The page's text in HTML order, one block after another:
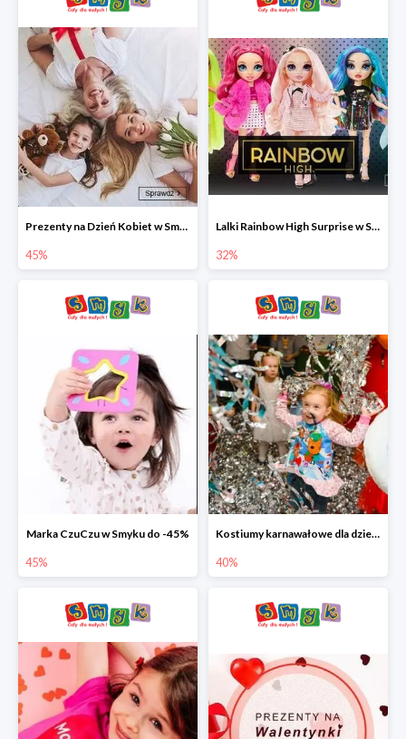
Prezenty na Dzień Kobiet w Smyku do -45%
45%
Lalki Rainbow High Surprise w Smyku do -35%
32%
Marka CzuCzu w Smyku do -45%
45%
Kostiumy karnawałowe dla dzieci w Smyku do -40%
40%